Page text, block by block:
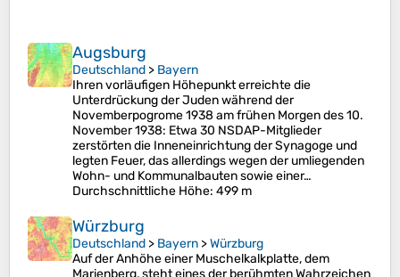
Augsburg
Deutschland > Bayern
Ihren vorläufigen Höhepunkt erreichte die
Unterdrückung der Juden während der
Novemberpogrome 1938 am frühen Morgen des 10.
November 1938: Etwa 30 NSDAP-Mitglieder
zerstörten die Inneneinrichtung der Synagoge und
legten Feuer, das allerdings wegen der umliegenden
Wohn- und Kommunalbauten sowie einer…
Durchschnittliche Höhe: 499 m
Würzburg
Deutschland > Bayern >Würzburg
Auf der Anhöhe einer Muschelkalkplatte, dem
Marienberg, steht eines der berühmten Wahrzeichen